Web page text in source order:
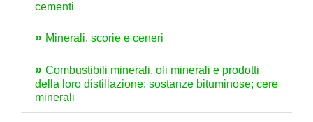
cementi
Minerali, scorie e ceneri
Combustibili minerali, oli minerali e prodotti
della loro distillazione; sostanze bituminose; cere
minerali